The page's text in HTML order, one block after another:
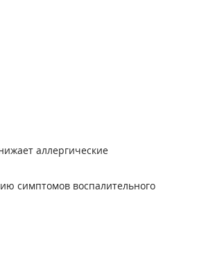
аллергические
симптомов воспалительного